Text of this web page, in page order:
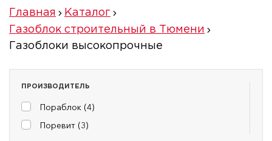
Главная
Каталог
Газоблок строительный в Тюмени
Газоблоки высокопрочные
ПРОИЗВОДИТЕЛЬ
Пораблок (4)
Поревит (3)